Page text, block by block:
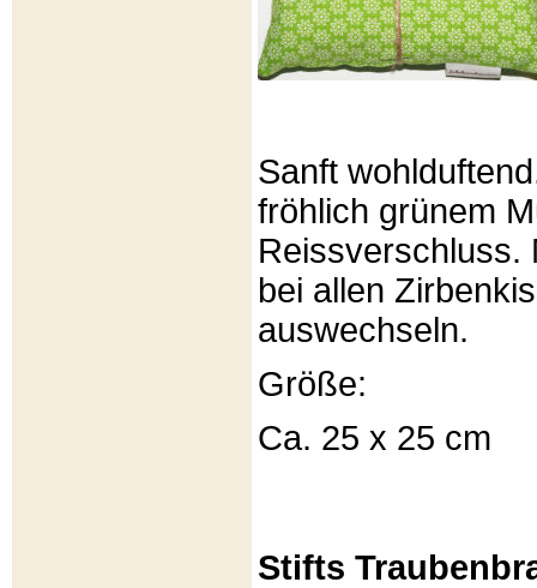
Sanft
fröhlich grünem
Reissverschluss.
bei allen
auswechseln.
Größe:
Ca. 25 x 25 cm
Stifts